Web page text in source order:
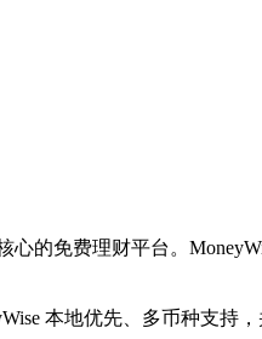
心的免费理财平台。
本地优先、多币种支持